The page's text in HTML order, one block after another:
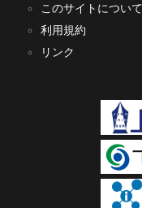
このサイトについて
利用規約
リンク